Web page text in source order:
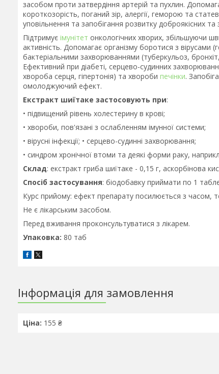
засобом проти затвердіння артерій та пухлин.
короткозорість, поганий зір, алергії, геморою та
уповільнення та запобігання розвитку доброякісних та
Підтримує імунітет онкологічних хворих, збільшуючи
активність. Допомагає організму боротися з вірусами
бактеріальними захворюваннями (туберкульоз,
Ефективний при діабеті, серцево-судинних
хвороба серця, гіпертонія) та хвороби печінки.
омолоджуючий ефект.
Екстракт шиїтаке застосовують при:
• підвищений рівень холестерину в крові;
• хвороби, пов'язані з ослабленням імунної системи;
• вірусні інфекції; • серцево-судинні захворювання;
• синдром хронічної втоми та деякі форми раку,
Склад: екстракт гриба шиїтаке - 0,15 г, аскорбінова
Спосіб застосування: біодобавку приймати по 1
Курс прийому: ефект препарату посилюється з часом,
Не є лікарським засобом.
Перед вживання проконсультуватися з лікарем.
Упаковка: 80 таб
Інформація для замовлення
Ціна: 155 ₴